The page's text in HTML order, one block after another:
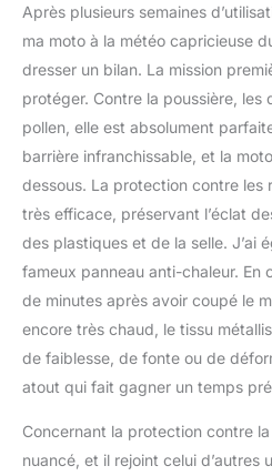
Après plusieurs semaines
ma moto à la météo capricieuse
dresser un bilan. La mission
protéger. Contre la poussière, les
pollen, elle est absolument
barrière infranchissable, et la
dessous. La protection contre les
très efficace, préservant l’éclat
des plastiques et de la selle. J’ai
fameux panneau anti-chaleur. En
de minutes après avoir coupé le
encore très chaud, le tissu
de faiblesse, de fonte ou de
atout qui fait gagner un temps
Concernant la protection contre
nuancé, et il rejoint celui d’autres